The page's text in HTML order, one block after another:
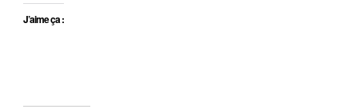
J’aime ça :